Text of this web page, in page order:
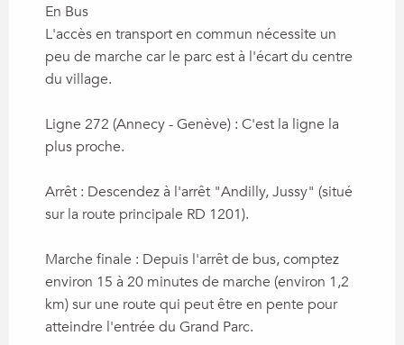
En Bus
L'accès en transport en commun nécessite un
peu de marche car le parc est à l'écart du centre
du village.
Ligne 272 (Annecy - Genève) : C'est la ligne la
plus proche.
Arrêt : Descendez à l'arrêt "Andilly, Jussy" (situé
sur la route principale RD 1201).
Marche finale : Depuis l'arrêt de bus, comptez
environ 15 à 20 minutes de marche (environ 1,2
km) sur une route qui peut être en pente pour
atteindre l'entrée du Grand Parc.